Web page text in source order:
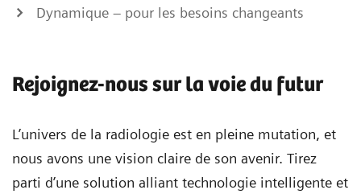
Dynamique – pour les besoins changeants
Rejoignez-nous sur la voie du futur
L’univers de la radiologie est en pleine mutation, et
nous avons une vision claire de son avenir. Tirez
parti d’une solution alliant technologie intelligente et